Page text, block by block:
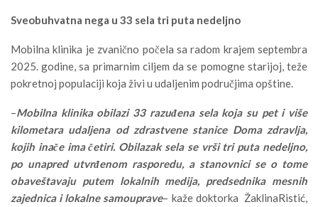
Sveobuhvatna nega u 33 sela tri puta nedeljno
Mobilna klinika je zvanično počela sa radom krajem septembra
2025. godine, sa primarnim ciljem da se pomogne starijoj, teže
pokretnoj populaciji koja živi u udaljenim područjima opštine.
–Mobilna klinika obilazi 33 razuđena sela koja su pet i više
kilometara udaljena od zdrastvene stanice Doma zdravlja,
kojih inače ima četiri. Obilazak sela se vrši tri puta nedeljno,
po unapred utvrđenom rasporedu, a stanovnici se o tome
obaveštavaju putem lokalnih medija, predsednika mesnih
zajednica i lokalne samouprave– kaže doktorka ŽaklinaRistić,